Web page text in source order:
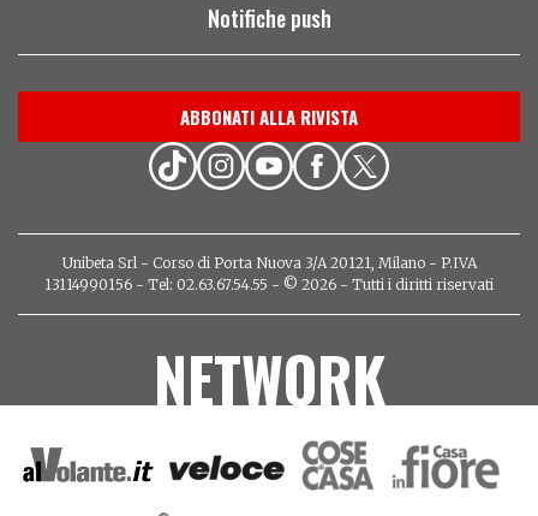
Notifiche push
ABBONATI ALLA RIVISTA
Unibeta Srl - Corso di Porta Nuova 3/A 20121, Milano - P.IVA
13114990156 - Tel: 02.63.67.54.55 - © 2026 - Tutti i diritti riservati
NETWORK